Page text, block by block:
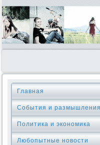
Главная
События и размышления
Политика и экономика
Любопытные новости